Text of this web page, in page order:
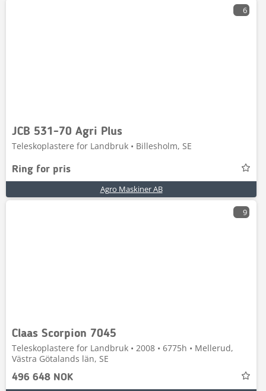
6
JCB 531-70 Agri Plus
Teleskoplastere for Landbruk • Billesholm, SE
Ring for pris
Agro Maskiner AB
9
Claas Scorpion 7045
Teleskoplastere for Landbruk • 2008 • 6775h • Mellerud,
Västra Götalands län, SE
496 648 NOK